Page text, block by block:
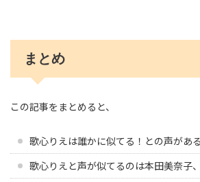
まとめ
この記事をまとめると、
歌心りえは誰かに似てる！との声がある
歌心りえと声が似てるのは本田美奈子